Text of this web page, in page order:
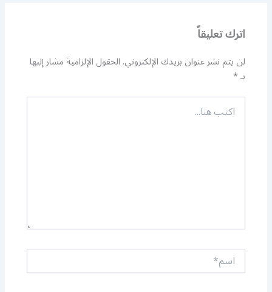
اترك تعليقاً
لن يتم نشر عنوان بريدك الإلكتروني.الحقول الإلزامية مشار إليها
بـ*
اكتب
هنا...
اسم*